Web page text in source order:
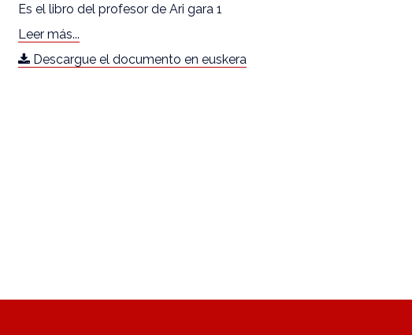
Es el libro del profesor de Ari gara 1
Leer más...
Descargue el documento en euskera